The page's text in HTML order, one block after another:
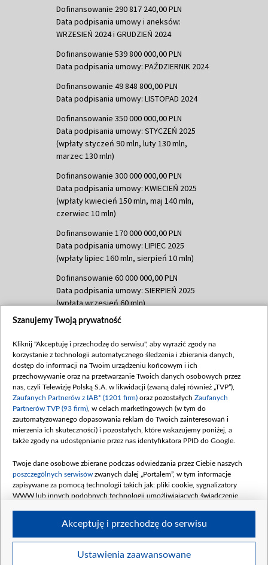
Dofinansowanie 290 817 240,00 PLN
Data podpisania umowy i aneksów:
WRZESIEŃ 2024 i GRUDZIEŃ 2024
Dofinansowanie 539 800 000,00 PLN
Data podpisania umowy: PAŹDZIERNIK 2024
Dofinansowanie 49 848 800,00 PLN
Data podpisania umowy: LISTOPAD 2024
Dofinansowanie 350 000 000,00 PLN
Data podpisania umowy: STYCZEŃ 2025
(wpłaty styczeń 90 mln, luty 130 mln,
marzec 130 mln)
Dofinansowanie 300 000 000,00 PLN
Data podpisania umowy: KWIECIEŃ 2025
(wpłaty kwiecień 150 mln, maj 140 mln,
czerwiec 10 mln)
Dofinansowanie 170 000 000,00 PLN
Data podpisania umowy: LIPIEC 2025
(wpłaty lipiec 160 mln, sierpień 10 mln)
Dofinansowanie 60 000 000,00 PLN
Data podpisania umowy: SIERPIEŃ 2025
(wpłata wrzesień 60 mln)
Dofinansowanie 635 783 051,21 PLN
(wpłata wrzesień 100 mln, październik 350
mln, listopad 265 mln)
Dofinansowanie 48 862 000,00 PLN
Data podpisania umowy: GRUDZIEŃ 2025
(wpłata grudzień 60,548 mln)
Dofinansowanie 900 000 000,00 PLN
Data podpisania umowy: LUTY 2026 (wpłata
kwiecień 180 mln, 7 maja 180 mln, 8
czerwca 90 mln)
Dofinansowanie 250 000 000,00 PLN
4 sierpnia 250 mln
Szanujemy Twoją prywatność
Kliknij "Akceptuję i przechodzę do serwisu", aby wyrazić zgody na
korzystanie z technologii automatycznego śledzenia i zbierania danych,
dostęp do informacji na Twoim urządzeniu końcowym i ich
przechowywanie oraz na przetwarzanie Twoich danych osobowych przez
nas, czyli Telewizję Polską S.A. w likwidacji (zwaną dalej również „TVP”),
Zaufanych Partnerów z IAB* (1201 firm) oraz pozostałych Zaufanych
Partnerów TVP (93 firm) , w celach marketingowych (w tym do
zautomatyzowanego dopasowania reklam do Twoich zainteresowań i
mierzenia ich skuteczności) i pozostałych, które wskazujemy poniżej, a
także zgody na udostępnianie przez nas identyfikatora PPID do Google.
Twoje dane osobowe zbierane podczas odwiedzania przez Ciebie naszych
poszczególnych serwisów zwanych dalej „Portalem”, w tym informacje
zapisywane za pomocą technologii takich jak: pliki cookie, sygnalizatory
WWW lub innych podobnych technologii umożliwiających świadczenie
Twoje dane osobowe zbierane podczas odwiedzania przez Ciebie
Ustawienia zaawansowane
Akceptuję i przechodzę do serwisu